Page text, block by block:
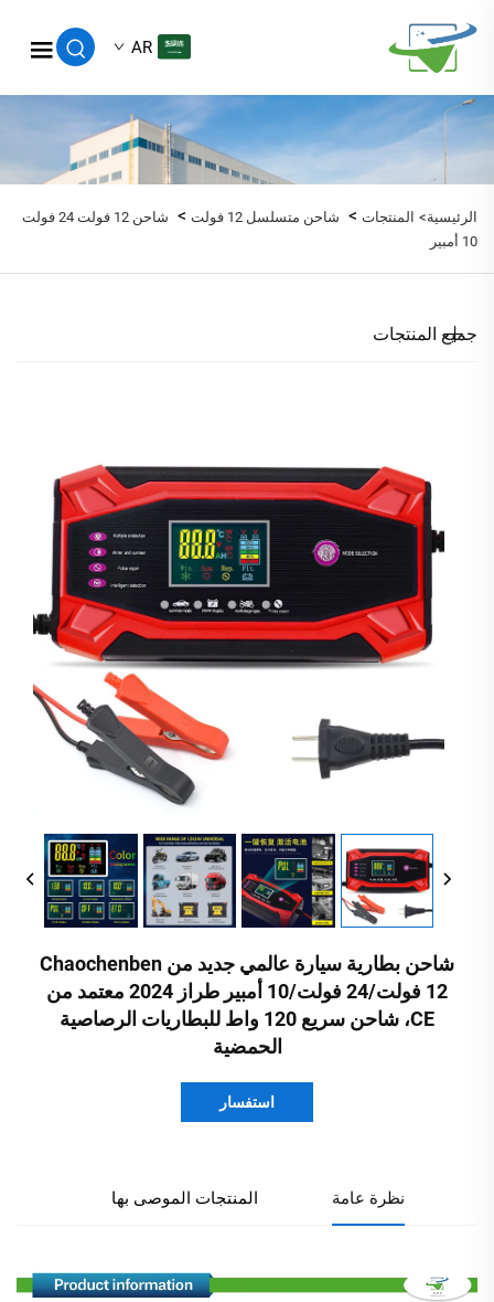
AR
الرئيسية> المنتجات > شاحن متسلسل 12 فولت >
شاحن 12 فولت 24 فولت
10 أمبير
جميع المنتجات
شاحن بطارية سيارة عالمي جديد من Chaochenben
12 فولت/24 فولت/10 أمبير طراز 2024 معتمد من
CE، شاحن سريع 120 واط للبطاريات الرصاصية
الحمضية
استفسار
نظرة عامة المنتجات الموصى بها